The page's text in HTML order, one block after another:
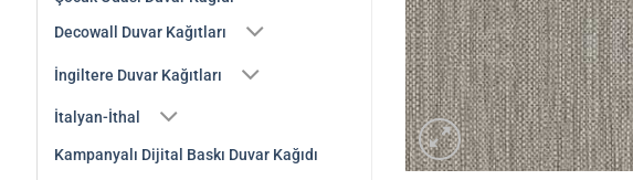
Decowall Duvar Kağıtları
İngiltere Duvar Kağıtları
İtalyan-İthal
Kampanyalı Dijital Baskı Duvar Kağıdı